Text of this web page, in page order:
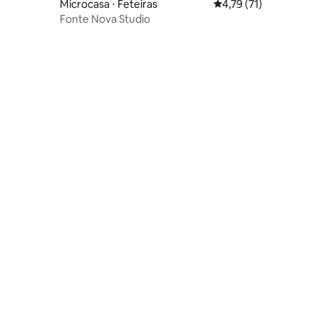
Microcasa ⋅ Feteiras 4,79 de uma
4,79 (71)
Fonte Nova Studio